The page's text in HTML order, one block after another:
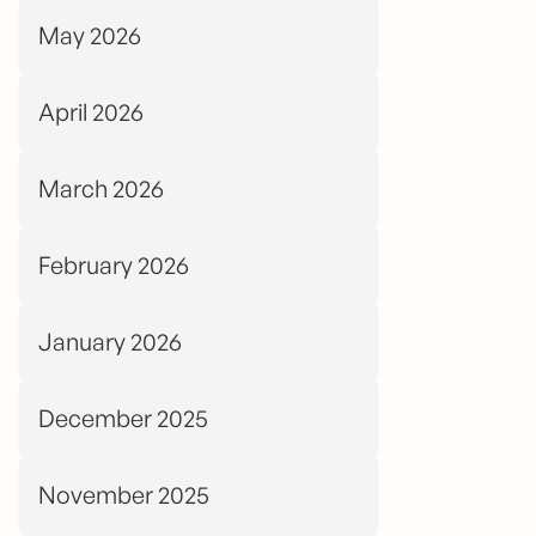
May 2026
April 2026
March 2026
February 2026
January 2026
December 2025
November 2025